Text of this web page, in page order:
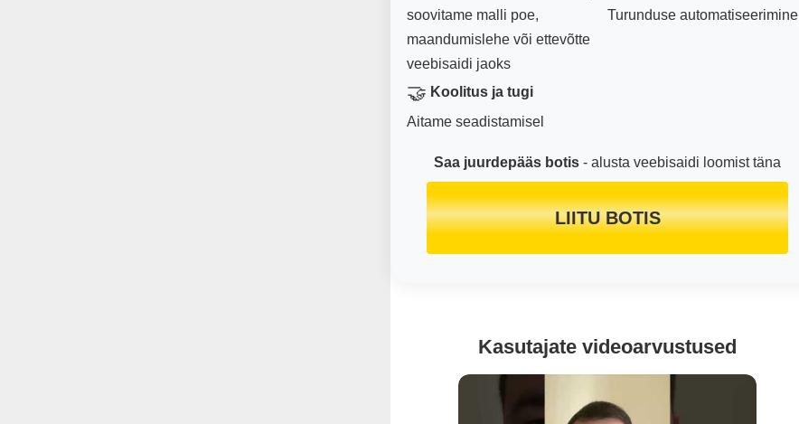
soovitame malli poe,
maandumislehe või ettevõtte
veebisaidi jaoks
Turunduse automatiseerimine
🤝 Koolitus ja tugi
Aitame seadistamisel
Saa juurdepääs botis - alusta veebisaidi loomist täna
LIITU BOTIS
Kasutajate videoarvustused